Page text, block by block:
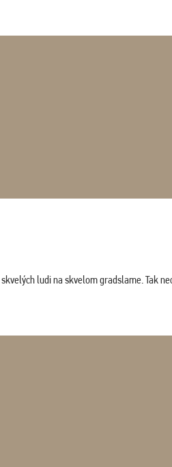
ludi na skvelom gradslame. Tak